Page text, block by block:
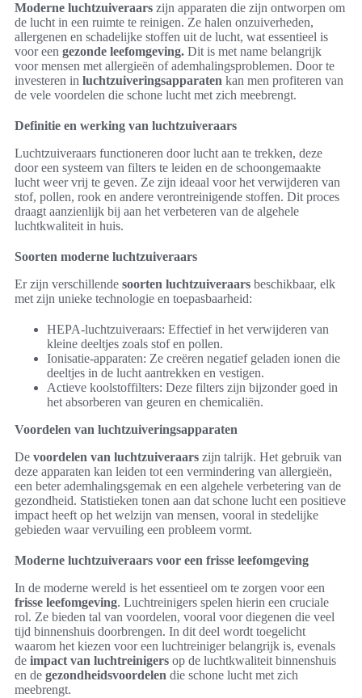
Moderne luchtzuiveraars zijn apparaten die zijn ontworpen om
de lucht in een ruimte te reinigen. Ze halen onzuiverheden,
allergenen en schadelijke stoffen uit de lucht, wat essentieel is
voor een gezonde leefomgeving. Dit is met name belangrijk
voor mensen met allergieën of ademhalingsproblemen. Door te
investeren in luchtzuiveringsapparaten kan men profiteren van
de vele voordelen die schone lucht met zich meebrengt.
Definitie en werking van luchtzuiveraars
Luchtzuiveraars functioneren door lucht aan te trekken, deze
door een systeem van filters te leiden en de schoongemaakte
lucht weer vrij te geven. Ze zijn ideaal voor het verwijderen van
stof, pollen, rook en andere verontreinigende stoffen. Dit proces
draagt aanzienlijk bij aan het verbeteren van de algehele
luchtkwaliteit in huis.
Soorten moderne luchtzuiveraars
Er zijn verschillende soorten luchtzuiveraars beschikbaar, elk
met zijn unieke technologie en toepasbaarheid:
HEPA-luchtzuiveraars: Effectief in het verwijderen van
kleine deeltjes zoals stof en pollen.
Ionisatie-apparaten: Ze creëren negatief geladen ionen die
deeltjes in de lucht aantrekken en vestigen.
Actieve koolstoffilters: Deze filters zijn bijzonder goed in
het absorberen van geuren en chemicaliën.
Voordelen van luchtzuiveringsapparaten
De voordelen van luchtzuiveraars zijn talrijk. Het gebruik van
deze apparaten kan leiden tot een vermindering van allergieën,
een beter ademhalingsgemak en een algehele verbetering van de
gezondheid. Statistieken tonen aan dat schone lucht een positieve
impact heeft op het welzijn van mensen, vooral in stedelijke
gebieden waar vervuiling een probleem vormt.
Moderne luchtzuiveraars voor een frisse leefomgeving
In de moderne wereld is het essentieel om te zorgen voor een
frisse leefomgeving. Luchtreinigers spelen hierin een cruciale
rol. Ze bieden tal van voordelen, vooral voor diegenen die veel
tijd binnenshuis doorbrengen. In dit deel wordt toegelicht
waarom het kiezen voor een luchtreiniger belangrijk is, evenals
de impact van luchtreinigers op de luchtkwaliteit binnenshuis
en de gezondheidsvoordelen die schone lucht met zich
meebrengt.